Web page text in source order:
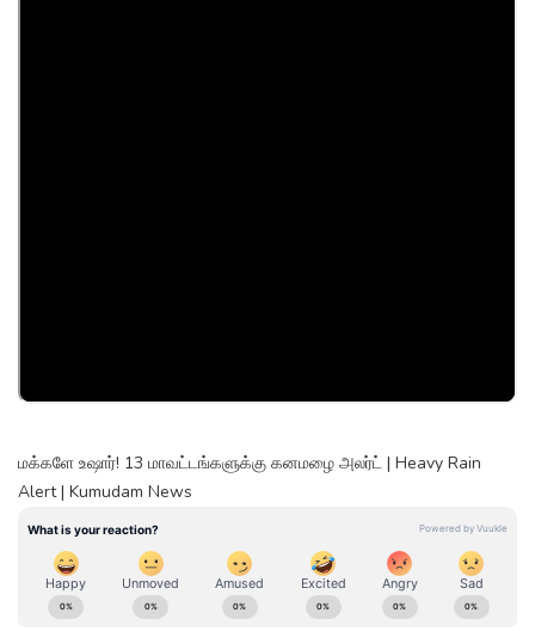
மக்களே உஷார்! 13 மாவட்டங்களுக்கு கனமழை அலர்ட் | Heavy Rain
Alert | Kumudam News